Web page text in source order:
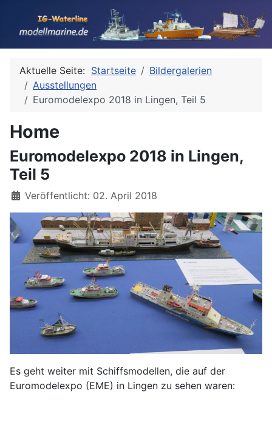
Aktuelle Seite: Startseite
Bildergalerien
Ausstellungen
Euromodelexpo 2018 in Lingen, Teil 5
Home
Euromodelexpo 2018 in Lingen,
Teil 5
Details
Veröffentlicht: 02. April 2018
Es geht weiter mit Schiffsmodellen, die auf der
Euromodelexpo (EME) in Lingen zu sehen waren: